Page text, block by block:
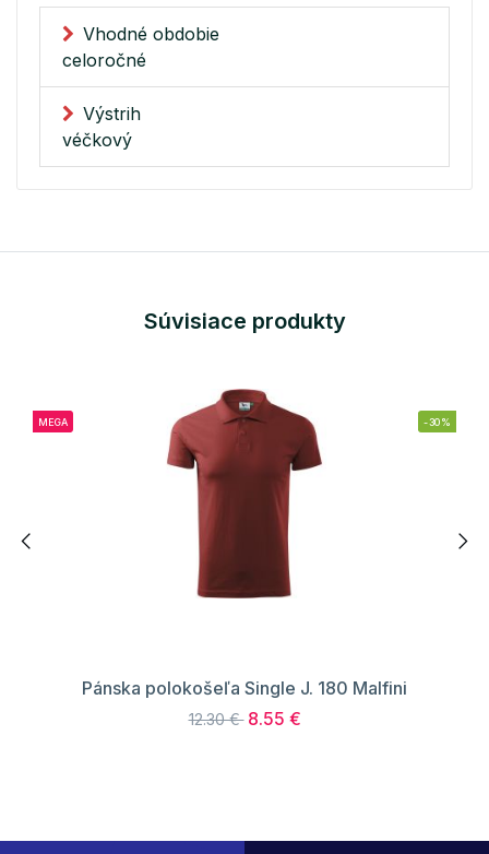
Vhodné obdobie
celoročné
Výstrih
véčkový
Súvisiace produkty
MEGA -30%
Pánska polokošeľa Single J. 180 Malfini
12.30 € 8.55 €